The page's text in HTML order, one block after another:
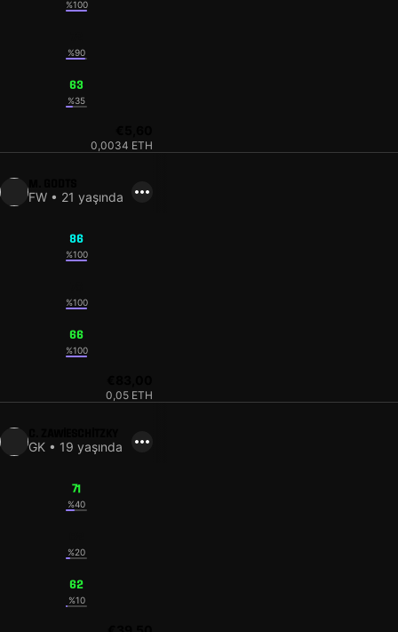
%100
%90
63
%35
0,0034 ETH
FW • 21 yaşında
86
%100
%100
66
%100
0,05 ETH
GK • 19 yaşında
71
%40
%20
62
%10